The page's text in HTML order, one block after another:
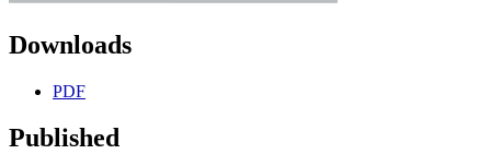
Downloads
PDF
Published